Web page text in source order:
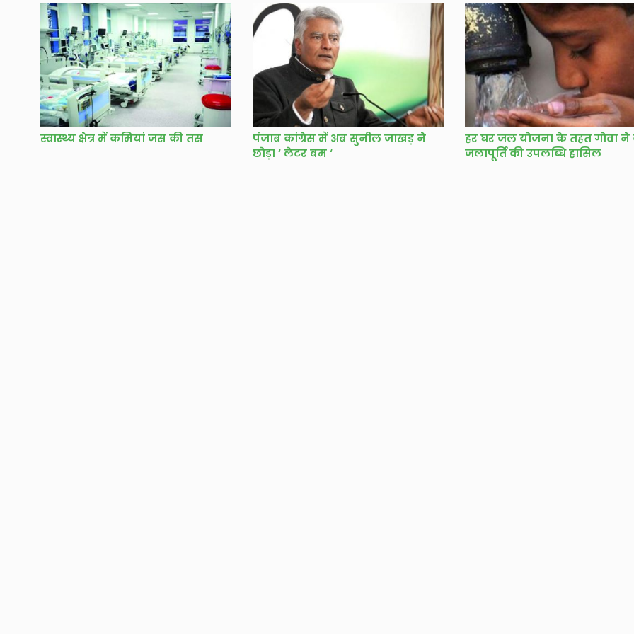
स्वास्थ्य क्षेत्र में कमियां जस की तस
पंजाब कांग्रेस में अब सुनील जाखड़ ने
छोड़ा ‘ लेटर बम ‘
हर घर जल योजना के तहत गोवा ने
जलापूर्ति की उपलब्धि हासिल